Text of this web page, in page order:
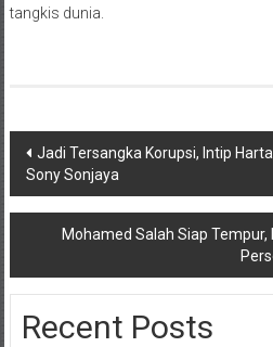
tangkis dunia.
Navigasi
pos
Jadi Tersangka Korupsi, Intip
Sony Sonjaya
Mohamed Salah Siap Tempur,
Recent Posts